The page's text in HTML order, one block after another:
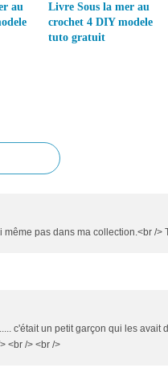
au
Livre Sous la mer au
crochet 4 DIY modele
tuto gratuit
pas dans ma collection.<br />
c'était un petit garçon qui les avait
<br /> <br />